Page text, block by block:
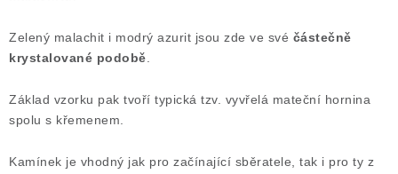
Formulář pro odstoupení od smlouvy
Zelený malachit i modrý azurit jsou zde ve své částečně
krystalované podobě
Základ vzorku pak tvoří typická tzv. vyvřelá mateční hornina
spolu s křemenem.
Kamínek je vhodný jak pro začínající sběratele, tak i pro ty z